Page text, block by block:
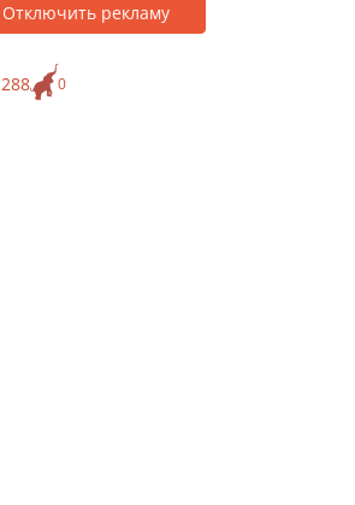
Отключить рекламу
0
288